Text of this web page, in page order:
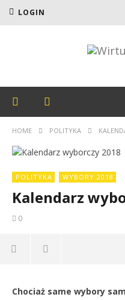
LOGIN
HOME POLITYKA
POLITYKA WYBORY 2018
Kalendarz
0
Chociaż same wybory